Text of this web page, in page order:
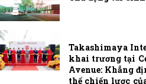
Takashimaya
khai trương tại
Avenue: Khẳng
thế chiến lược